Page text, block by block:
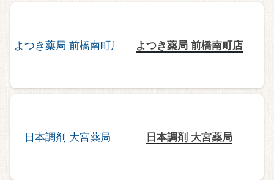
よつき薬局 前橋南町店
日本調剤 大宮薬局